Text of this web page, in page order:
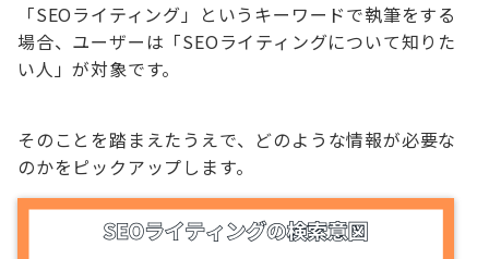
「SEOライティング」というキーワードで執筆をする
場合、ユーザーは「SEOライティングについて知りた
い人」が対象です。
そのことを踏まえたうえで、どのような情報が必要な
のかをピックアップします。